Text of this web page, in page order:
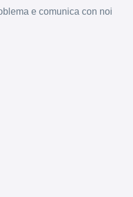
e comunica con noi